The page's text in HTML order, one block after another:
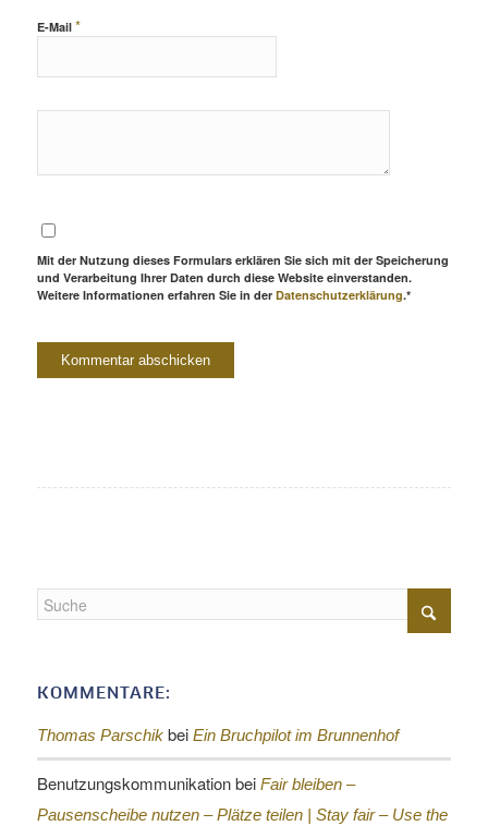
E-Mail *
Mit der Nutzung dieses Formulars erklären Sie sich mit der Speicherung
und Verarbeitung Ihrer Daten durch diese Website einverstanden.
Weitere Informationen erfahren Sie in der Datenschutzerklärung.*
KOMMENTARE:
Thomas Parschikbei Ein Bruchpilot im Brunnenhof
Benutzungskommunikationbei Fair bleiben –
Pausenscheibe nutzen – Plätze teilen | Stay fair – Use the